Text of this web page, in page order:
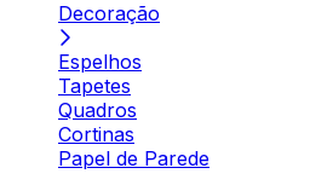
Decoração
Espelhos
Tapetes
Quadros
Cortinas
Papel de Parede